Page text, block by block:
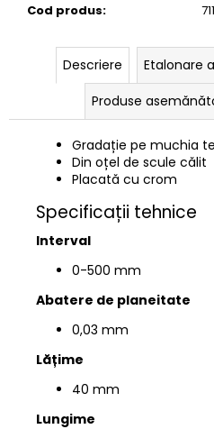
Cod produs:
Descriere
Etalonare
Produse
Gradație pe muchia
Din oțel de scule călit
Placată cu crom
Specificații tehnice
Interval
0-500 mm
Abatere de planeitate
0,03 mm
Lățime
40 mm
Lungime